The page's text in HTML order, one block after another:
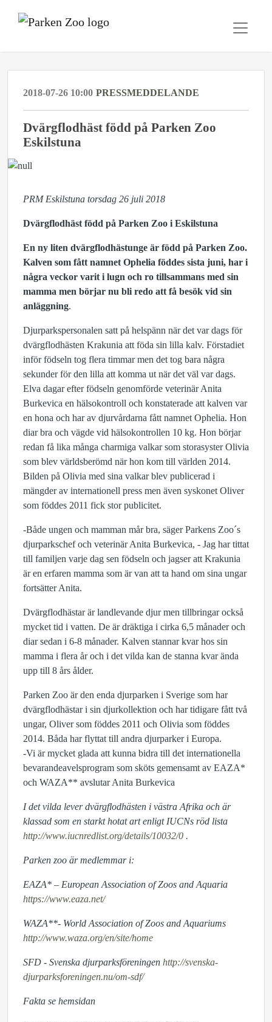
2018-07-26 10:00 PRESSMEDDELANDE
Dvärgflodhäst född på Parken Zoo
Eskilstuna
PRM Eskilstuna torsdag 26 juli 2018
Dvärgflodhäst född på Parken Zoo i Eskilstuna
En ny liten dvärgflodhästunge är född på Parken Zoo.
Kalven som fått namnet Ophelia föddes sista juni, har i
några veckor varit i lugn och ro tillsammans med sin
mamma men börjar nu bli redo att få besök vid sin
anläggning.
Djurparkspersonalen satt på helspänn när det var dags för
dvärgflodhästen Krakunia att föda sin lilla kalv. Förstadiet
inför födseln tog flera timmar men det tog bara några
sekunder för den lilla att komma ut när det väl var dags.
Elva dagar efter födseln genomförde veterinär Anita
Burkevica en hälsokontroll och konstaterade att kalven var
en hona och har av djurvårdarna fått namnet Ophelia. Hon
diar bra och vägde vid hälsokontrollen 10 kg. Hon börjar
redan få lika många charmiga valkar som storasyster Olivia
som blev världsberömd när hon kom till världen 2014.
Bilden på Olivia med sina valkar blev publicerad i
mängder av internationell press men även syskonet Oliver
som föddes 2011 fick stor publicitet.
-Både ungen och mamman mår bra, säger Parkens Zoo´s
djurparkschef och veterinär Anita Burkevica, - Jag har tittat
till familjen varje dag sen födseln och jagser att Krakunia
är en erfaren mamma som är van att ta hand om sina ungar
fortsätter Anita.
Dvärgflodhästar är landlevande djur men tillbringar också
mycket tid i vatten. De är dräktiga i cirka 6,5 månader och
diar sedan i 6-8 månader. Kalven stannar kvar hos sin
mamma i flera år och i det vilda kan de stanna kvar ända
upp till 8 års ålder.
Parken Zoo är den enda djurparken i Sverige som har
dvärgflodhästar i sin djurkollektion och har tidigare fått två
ungar, Oliver som föddes 2011 och Olivia som föddes
2014. Båda har flyttat till andra djurparker i Europa.
-Vi är mycket glada att kunna bidra till det internationella
bevarandeavelsprogram som sköts gemensamt av EAZA*
och WAZA** avslutar Anita Burkevica
I det vilda lever dvärgflodhästen i västra Afrika och är
klassad som en starkt hotat art enligt IUCNs röd lista
http://www.iucnredlist.org/details/10032/0 .
Parken zoo är medlemmar i:
EAZA* – European Association of Zoos and Aquaria
https://www.eaza.net/
WAZA**- World Association of Zoos and Aquariums
http://www.waza.org/en/site/home
SFD - Svenska djurparksföreningen http://svenska-
djurparksforeningen.nu/om-sdf/
Fakta se hemsidan